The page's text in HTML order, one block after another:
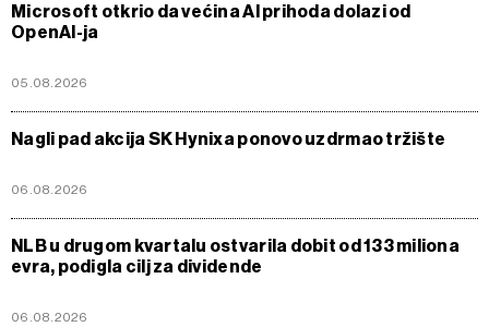
Microsoft otkrio da većina AI prihoda dolazi od
OpenAI-ja
05.08.2026
Nagli pad akcija SK Hynixa ponovo uzdrmao tržište
06.08.2026
NLB u drugom kvartalu ostvarila dobit od 133 miliona
evra, podigla cilj za dividende
06.08.2026